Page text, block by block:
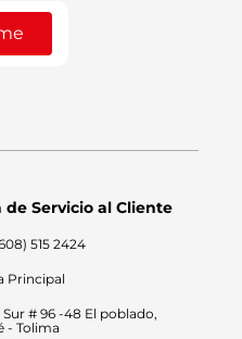
de Servicio al Cliente
515 2424
Principal
Sur # 96 -48 El poblado,
- Tolima